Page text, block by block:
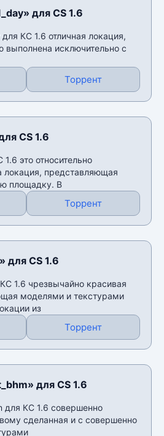
для CS 1.6
КС 1.6 отличная локация,
выполнена исключительно с
Торрент
CS 1.6
это относительно
локация, представляющая
площадку. В
Торрент
для CS 1.6
1.6 чрезвычайно красивая
моделями и текстурами
из
Торрент
для CS 1.6
для КС 1.6 совершенно
сделанная и с совершенно